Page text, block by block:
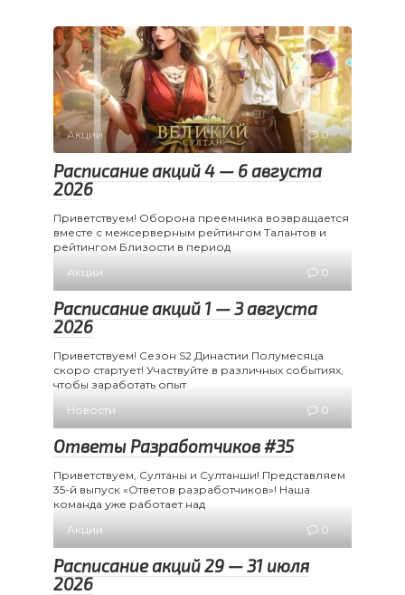
Акции 0
Расписание акций 4 — 6 августа
2026
Приветствуем! Оборона преемника возвращается
вместе с межсерверным рейтингом Талантов и
рейтингом Близости в период
Акции
0
Расписание акций 1 — 3 августа
2026
Приветствуем! Сезон S2 Династии Полумесяца
скоро стартует! Участвуйте в различных событиях,
чтобы заработать опыт
Новости
0
Ответы Разработчиков #35
Приветствуем, Султаны и Султанши! Представляем
35-й выпуск «Ответов разработчиков»! Наша
команда уже работает над
Акции
0
Расписание акций 29 — 31 июля
2026